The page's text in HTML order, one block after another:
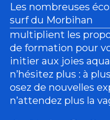
Les nombreuses
surf du Morbihan
multiplient les
de formation pour
initier aux joies
n’hésitez plus : à
osez de nouvelles
n’attendez plus la